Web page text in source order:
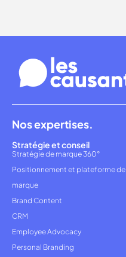
Nos expertises.
Stratégie et conseil
Stratégie de marque 360°
Positionnement et plateforme de
marque
Brand Content
CRM
Employee Advocacy
Personal Branding